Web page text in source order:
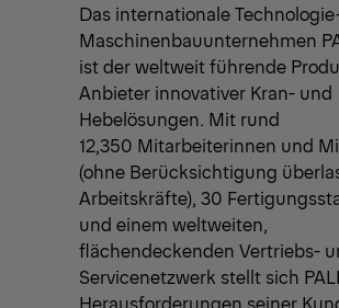
Das internationale
Maschinenbauunternehmen
ist der weltweit führende
Anbieter innovativer Kran- und
Hebelösungen. Mit rund
12,350 Mitarbeiterinnen und
(ohne Berücksichtigung
Arbeitskräfte), 30
und einem weltweiten,
flächendeckenden Vertriebs-
Servicenetzwerk stellt sich
Herausforderungen seiner